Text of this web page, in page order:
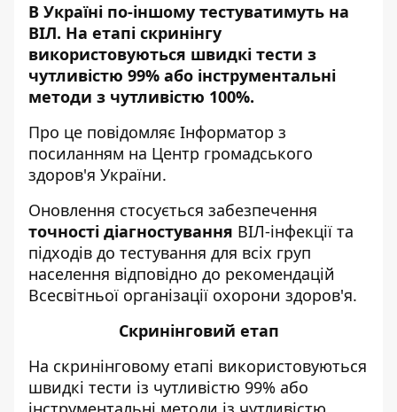
В Україні по-іншому тестуватимуть на
ВІЛ. На етапі скринінгу
використовуються швидкі тести з
чутливістю 99% або інструментальні
методи з чутливістю 100%.
Про це повідомляє Інформатор з
посиланням на Центр громадського
здоров'я України.
Оновлення стосується забезпечення
точності діагностування ВІЛ-інфекції та
підходів до тестування для всіх груп
населення відповідно до рекомендацій
Всесвітньої організації охорони здоров'я.
Скринінговий етап
На скринінговому етапі використовуються
швидкі тести із чутливістю 99% або